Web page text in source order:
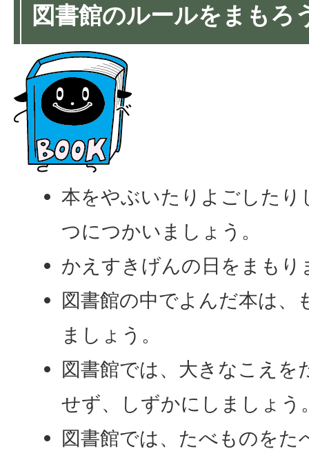
図書館のルールをまもろ
本をやぶいたりよごした
つにつかいましょう。
かえすきげんの日をまもり
図書館の中でよんだ本は、
ましょう。
図書館では、大きなこえを
せず、しずかにしましょう
図書館では、たべものを